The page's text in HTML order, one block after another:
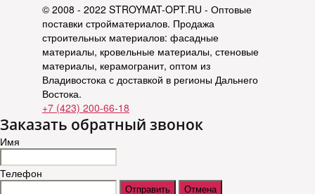
© 2008 - 2022 STROYMAT-OPT.RU - Оптовые
поставки стройматериалов. Продажа
строительных материалов: фасадные
материалы, кровельные материалы, стеновые
материалы, керамогранит, оптом из
Владивостока с доставкой в регионы Дальнего
Востока.
+7 (423) 200-66-18
Заказать обратный звонок
Имя
Телефон
Отправить Отмена